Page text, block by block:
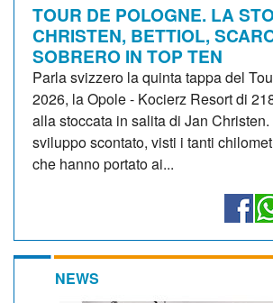
TOUR DE POLOGNE. LA
CHRISTEN, BETTIOL,
SOBRERO IN TOP TEN
Parla svizzero la quinta tappa del
2026, la Opole - Kocierz Resort di
alla stoccata in salita di Jan
sviluppo scontato, visti i tanti
che hanno portato ai...
NEWS